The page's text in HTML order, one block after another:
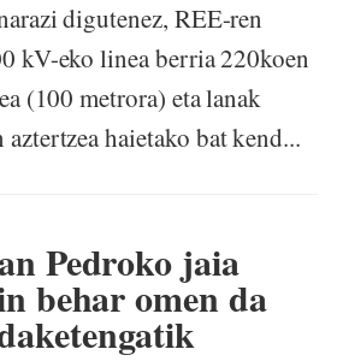
digutenez, REE-ren
kV-eko linea berria 220koen
(100 metrora) eta lanak
haietako bat kend...
Pedroko jaia
behar omen da